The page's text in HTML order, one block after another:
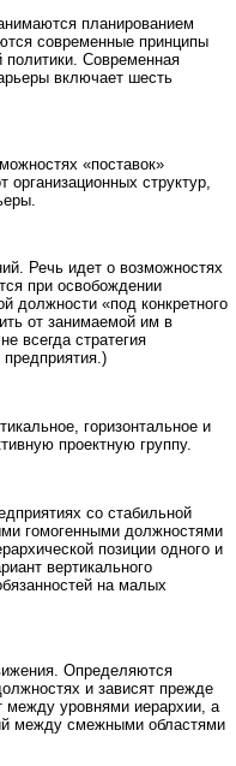
планированием
современные принципы
политики. Современная
включает шесть
«поставок»
структур,
Речь идет о возможностях
при освобождении
должности «под конкретного
от занимаемой им в
всегда стратегия
предприятия.)
горизонтальное и
проектную группу.
со стабильной
гомогенными должностями
позиции одного и
вертикального
на малых
Определяются
и зависят прежде
между уровнями иерархии, а
между смежными областями